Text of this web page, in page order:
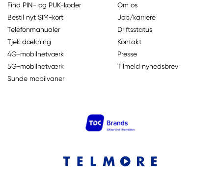
Find PIN- og PUK-koder
Bestil nyt SIM-kort
Telefonmanualer
Tjek dækning
4G-mobilnetværk
5G-mobilnetværk
Sunde mobilvaner
Om os
Job/karriere
Driftsstatus
Kontakt
Presse
Tilmeld nyhedsbrev